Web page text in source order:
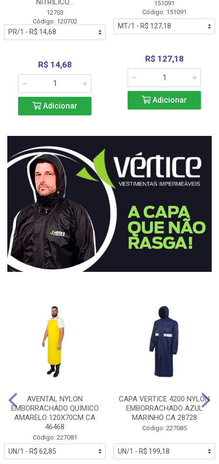
NITRÍLICO...
12703
Código: 120702
R$ 14,68
Adicionar
151091
Código: 151091
R$ 127,18
Adicionar
AVENTAL NYLON
EMBORRACHADO QUIMICO
AMARELO 120X70CM CA
46468
Código: 227081
CAPA VERTICE 4200 NYLON
EMBORRACHADO AZUL
MARINHO CA 28728
Código: 227085